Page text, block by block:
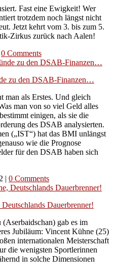
Fast eine Ewigkeit! Wer
trotzdem noch längst nicht
Jetzt kehrt vom 3. bis zum 5.
Zirkus zurück nach Aalen!
0 Comments
zu den DSAB-Finanzen…
man als Erstes. Und gleich
man von so viel Geld alles
einigen, als sie die
des DSAB analysierten.
(„IST“) hat das BMI unlängst
wie die Prognose
für den DSAB haben sich
| 0 Comments
Dauerbrenner!
gab es im
Jubiläum: Vincent Kühne (25)
internationalen Meisterschaft
die wenigsten Sportlerinnen
in solche Dimensionen